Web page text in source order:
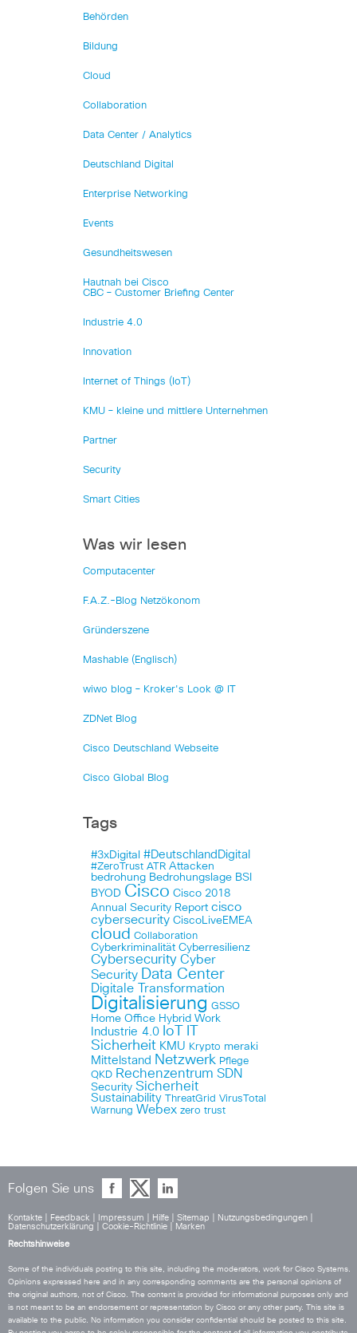
Behörden
Bildung
Cloud
Collaboration
Data Center / Analytics
Deutschland Digital
Enterprise Networking
Events
Gesundheitswesen
Hautnah bei Cisco
CBC – Customer Briefing Center
Industrie 4.0
Innovation
Internet of Things (IoT)
KMU – kleine und mittlere Unternehmen
Partner
Security
Smart Cities
Was wir lesen
Computacenter
F.A.Z.-Blog Netzökonom
Gründerszene
Mashable (Englisch)
wiwo blog – Kroker's Look @ IT
ZDNet Blog
Cisco Deutschland Webseite
Cisco Global Blog
Tags
#3xDigital #DeutschlandDigital
#ZeroTrust ATR Attacken
bedrohung Bedrohungslage BSI
BYOD Cisco Cisco 2018
Annual Security Report cisco
cybersecurity CiscoLiveEMEA
cloud Collaboration
Cyberkriminalität Cyberresilienz
Cybersecurity Cyber
Security Data Center
Digitale Transformation
Digitalisierung GSSO
Home Office Hybrid Work
Industrie 4.0 IoT
Sicherheit KMU Krypto meraki
Mittelstand Netzwerk Pflege
QKD Rechenzentrum SDN
Security Sicherheit
Sustainability ThreatGrid VirusTotal
Warnung Webex zero trust
Folgen Sie uns
Kontakte Feedback Impressum Hilfe Sitemap Nutzungsbedingungen
Datenschutzerklärung
Cookie-Richtlinie
Marken
Rechtshinweise
Some of the individuals posting to this site, including the moderators, work for Cisco Systems.
Opinions expressed here and in any corresponding comments are the personal opinions of
the original authors, not of Cisco. The content is provided for informational purposes only and
is not meant to be an endorsement or representation by Cisco or any other party. This site is
available to the public. No information you consider confidential should be posted to this site.